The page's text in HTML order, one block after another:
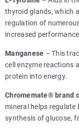
thyroid glands, which
regulation of
increased
Manganese – This
cell enzyme reactions
protein into energy.
Chromemate® brand
mineral helps regulate
synthesis of glucose,